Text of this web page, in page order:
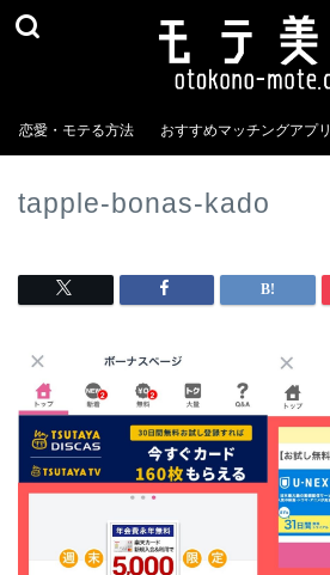
恋愛・モテる方法 おすすめマッチングアプリ
tapple-bonas-kado